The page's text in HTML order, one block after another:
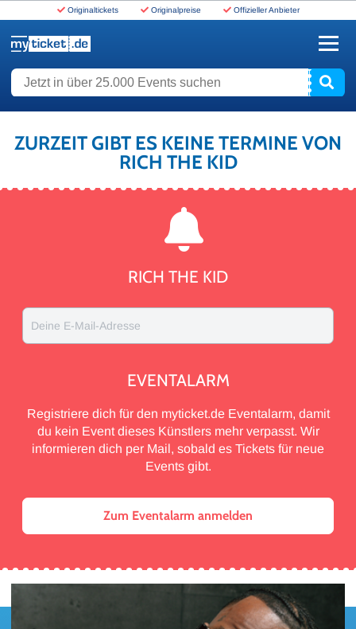
Originaltickets Originalpreise Offizieller Anbieter
Jetzt in über 25.000 Events suchen
ZURZEIT GIBT ES KEINE TERMINE VON
RICH THE KID
RICH THE KID
Deine E-Mail-Adresse
EVENTALARM
Registriere dich für den myticket.de Eventalarm, damit
du kein Event dieses Künstlers mehr verpasst. Wir
informieren dich per Mail, sobald es Tickets für neue
Events gibt.
Zum Eventalarm anmelden